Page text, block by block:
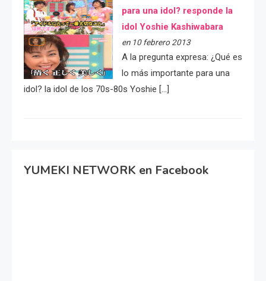
para una idol? responde la
idol Yoshie Kashiwabara
en 10 febrero 2013
A la pregunta expresa: ¿Qué es
lo más importante para una
idol? la idol de los 70s-80s Yoshie […]
YUMEKI NETWORK en Facebook